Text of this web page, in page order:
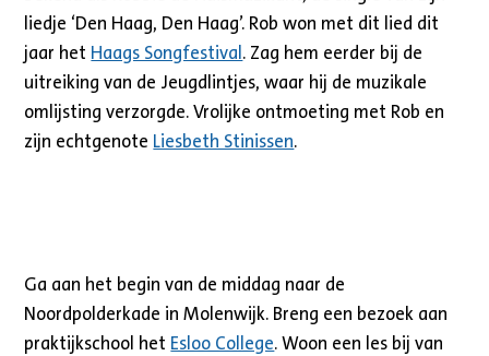
liedje ‘Den Haag, Den Haag’. Rob won met dit lied dit
jaar het Haags Songfestival . Zag hem eerder bij de
uitreiking van de Jeugdlintjes, waar hij de muzikale
omlijsting verzorgde. Vrolijke ontmoeting met Rob en
zijn echtgenote Liesbeth Stinissen.
Ga aan het begin van de middag naar de
Noordpolderkade in Molenwijk. Breng een bezoek aan
praktijkschool het Esloo College. Woon een les bij van